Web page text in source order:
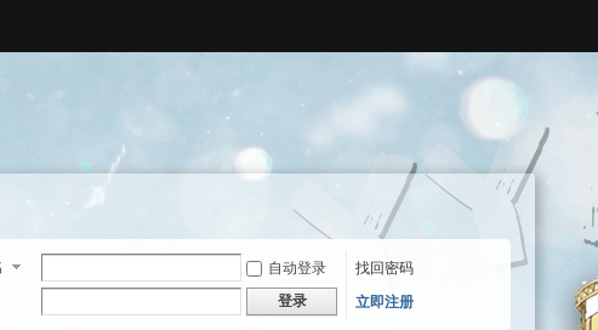
自动登录
找回密码
登录 立即注册